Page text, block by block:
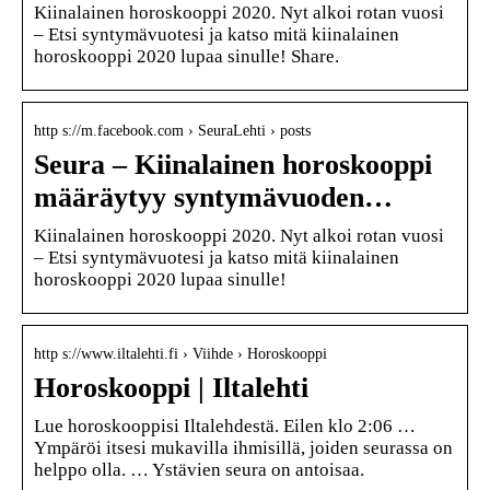
Kiinalainen horoskooppi 2020. Nyt alkoi rotan vuosi
– Etsi syntymävuotesi ja katso mitä kiinalainen
horoskooppi 2020 lupaa sinulle! Share.
http s://m.facebook.com › SeuraLehti › posts
Seura – Kiinalainen horoskooppi
määräytyy syntymävuoden…
Kiinalainen horoskooppi 2020. Nyt alkoi rotan vuosi
– Etsi syntymävuotesi ja katso mitä kiinalainen
horoskooppi 2020 lupaa sinulle!
http s://www.iltalehti.fi › Viihde › Horoskooppi
Horoskooppi | Iltalehti
Lue horoskooppisi Iltalehdestä. Eilen klo 2:06 …
Ympäröi itsesi mukavilla ihmisillä, joiden seurassa on
helppo olla. … Ystävien seura on antoisaa.